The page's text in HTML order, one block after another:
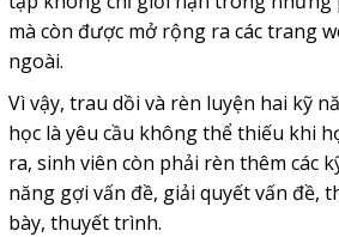
mà còn được mở rộng ra các trang
ngoài.
Vì vậy, trau dồi và rèn luyện hai kỹ
học là yêu cầu không thể thiếu khi
ra, sinh viên còn phải rèn thêm các
năng gợi vấn đề, giải quyết vấn đề,
bày, thuyết trình.